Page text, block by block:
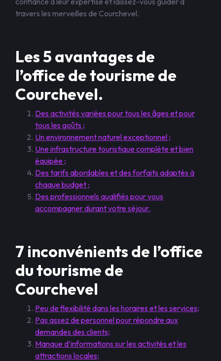
travers les merveilles de Courchevel.
Les 5 avantages de
l’office de tourisme de
Courchevel.
Des activités variées pour tous les âges et pour
tous les goûts ;
Un environnement naturel exceptionnel ;
Une infrastructure touristique complète et bien
équipée ;
Des tarifs abordables et des forfaits adaptés à
chaque budget ;
Des professionnels qualifiés pour vous
accompagner durant votre séjour.
7 inconvénients de l’office
du tourisme de
Courchevel
Peu de flexibilité dans les horaires et les services;
Pas assez de personnel pour répondre aux
demandes des clients;
Manque d’informations sur les activités et les
attractions locales;